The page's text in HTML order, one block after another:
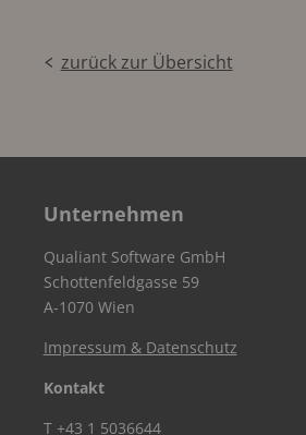
zurück zur Übersicht
Unternehmen
Qualiant Software GmbH
Schottenfeldgasse 59
A-1070 Wien
Impressum & Datenschutz
Kontakt
T +43 1 5036644